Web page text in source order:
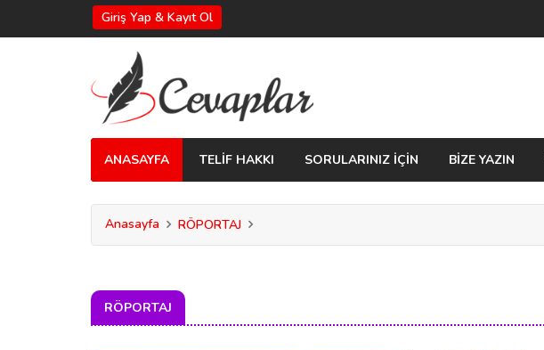
Giriş Yap & Kayıt Ol
ANASAYFA TELİF HAKKI SORULARINIZ İÇİN BİZE YAZIN
Anasayfa RÖPORTAJ
RÖPORTAJ